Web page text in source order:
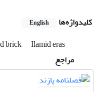
کلیدواژه‌ها
English
brick
Ilamid eras
مراجع